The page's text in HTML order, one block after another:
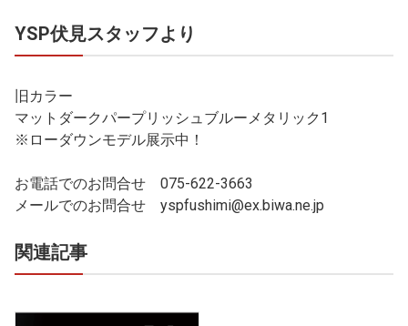
YSP伏見スタッフより
旧カラー
マットダークパープリッシュブルーメタリック1
※ローダウンモデル展示中！
お電話でのお問合せ 075-622-3663
メールでのお問合せ yspfushimi@ex.biwa.ne.jp
関連記事